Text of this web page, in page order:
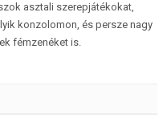
asztali szerepjátékokat,
konzolomon, és persze nagy
fémzenéket is.